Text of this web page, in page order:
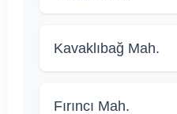
Kavaklıbağ Mah.
Fırıncı Mah.